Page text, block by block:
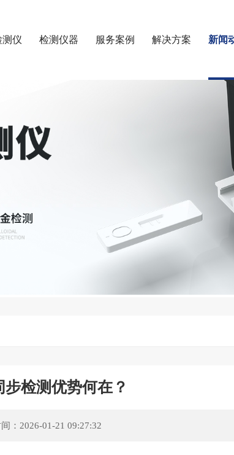
测仪 检测仪器 服务案例 解决方案 新闻
检测优势何在？
：2026-01-21 09:27:32